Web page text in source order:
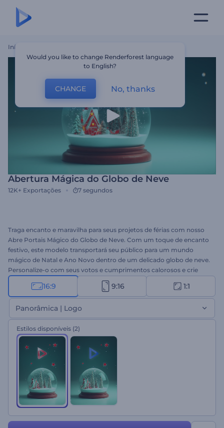
Início
Abertura Mágica do Globo de Neve
12K+ Exportações 7 segundos
Traga encanto e maravilha para seus projetos de férias com nosso
Abre Portais Mágico do Globo de Neve. Com um toque de encanto
festivo, este modelo transportará seu público para um mundo
mágico de Natal e Ano Novo dentro de um delicado globo de neve.
Personalize-o com seus votos e cumprimentos calorosos e crie
uma mensagem de vídeo festiva que entregue a magia da
temporada ao seu público. Ideal para criar introduções calorosas e
memoráveis, vídeos de cumprimentos, aberturas festivas para
mídias sociais e muito mais. Crie agora e deixe a mágica das festas
começar!
16:9 9:16 1:1
Panorâmica | Logo
Estilos disponíveis (2)
Would you like to change Renderforest language
to English?
CHANGE No, thanks